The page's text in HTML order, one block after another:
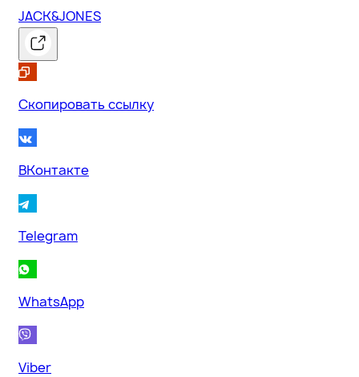
JACK&JONES
Скопировать ссылку
ВКонтакте
Telegram
WhatsApp
Viber